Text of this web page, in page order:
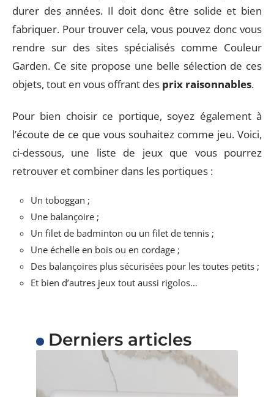
durer des années. Il doit donc être solide et bien
fabriquer. Pour trouver cela, vous pouvez donc vous
rendre sur des sites spécialisés comme Couleur
Garden. Ce site propose une belle sélection de ces
objets, tout en vous offrant des prix raisonnables.
Pour bien choisir ce portique, soyez également à
l’écoute de ce que vous souhaitez comme jeu. Voici,
ci-dessous, une liste de jeux que vous pourrez
retrouver et combiner dans les portiques :
Un toboggan ;
Une balançoire ;
Un filet de badminton ou un filet de tennis ;
Une échelle en bois ou en cordage ;
Des balançoires plus sécurisées pour les toutes petits ;
Et bien d’autres jeux tout aussi rigolos…
Derniers articles